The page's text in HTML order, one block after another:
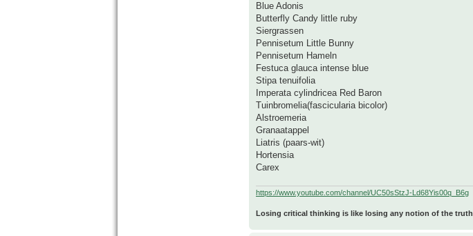
Blue Adonis
Butterfly Candy little ruby
Siergrassen
Pennisetum Little Bunny
Pennisetum Hameln
Festuca glauca intense blue
Stipa tenuifolia
Imperata cylindricea Red Baron
Tuinbromelia(fascicularia bicolor)
Alstroemeria
Granaatappel
Liatris (paars-wit)
Hortensia
Carex
https://www.youtube.com/channel/UC50sStzJ-Ld68Yis00q_B6g
Losing critical thinking is like losing any notion of the truth